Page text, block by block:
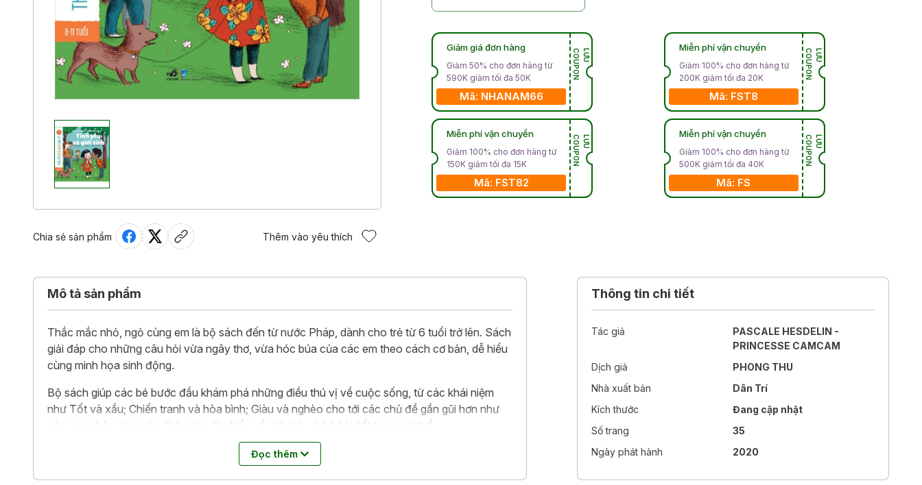
Chia sẻ sản phẩm Thêm vào yêu thích
Giảm giá đơn hàng
Giảm 50% cho đơn hàng từ
590K giảm tối đa 50K
Mã: NHANAM66
L
Ư
U
C
O
U
P
O
N
Miễn phí vận chuyển
Giảm 100% cho đơn hàng từ
150K giảm tối đa 15K
Mã: FST82
L
Ư
U
C
O
U
P
O
N
Miễn phí vận chuyển
Giảm 100% cho đơn hàng từ
200K giảm tối đa 20K
Mã: FST8
L
Ư
U
C
O
U
P
O
N
Miễn phí vận chuyển
Giảm 100% cho đơn hàng từ
500K giảm tối đa 40K
Mã: FS
L
Ư
U
C
O
U
P
O
N
Mô tả sản phẩm
Thắc mắc nhỏ, ngỏ cùng em là bộ sách đến từ nước Pháp, dành cho trẻ từ 6 tuổi trở lên. Sách
giải đáp cho những câu hỏi vừa ngây thơ, vừa hóc búa của các em theo cách cơ bản, dễ hiểu
cùng minh họa sinh động.
Bộ sách giúp các bé bước đầu khám phá những điều thú vị về cuộc sống, từ các khái niệm
như Tốt và xầu; Chiến tranh và hòa bình; Giàu và nghèo cho tới các chủ đề gần gũi hơn như
các cung bậc cảm xúc, tình cảm, tìm hiểu về giới tính và hệ bài tiết trong cơ thể.
Đây là bộ sách rất lớn với gần 100 tựa sách của tập đoàn xuất bản Bayard Milan của Pháp,
mỗi cuốn đều được viết và tư vấn bởi các chuyên gia giáo dục, cũng như chuyên gia trong
Đọc thêm
Thông tin chi tiết
Tác giả
PASCALE HESDELIN -
PRINCESSE CAMCAM
Dịch giả
PHONG THU
Nhà xuất bản
Dân Trí
Kích thước
Đang cập nhật
Số trang
35
Ngày phát hành
2020